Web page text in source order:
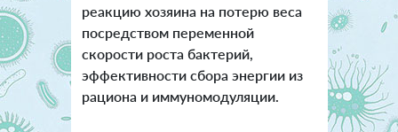
реакцию хозяина на потерю веса
посредством переменной
скорости роста бактерий,
эффективности сбора энергии из
рациона и иммуномодуляции.